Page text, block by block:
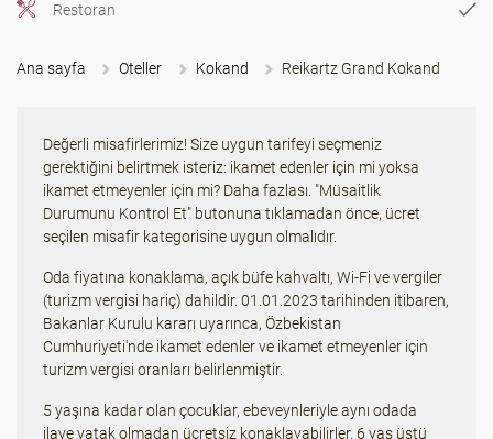
Restoran
Ana sayfa Oteller Kokand Reikartz Grand Kokand
Değerli misafirlerimiz! Size uygun tarifeyi seçmeniz
gerektiğini belirtmek isteriz: ikamet edenler için mi yoksa
ikamet etmeyenler için mi? Daha fazlası. "Müsaitlik
Durumunu Kontrol Et" butonuna tıklamadan önce, ücret
seçilen misafir kategorisine uygun olmalıdır.
Oda fiyatına konaklama, açık büfe kahvaltı, Wi-Fi ve vergiler
(turizm vergisi hariç) dahildir. 01.01.2023 tarihinden itibaren,
Bakanlar Kurulu kararı uyarınca, Özbekistan
Cumhuriyeti'nde ikamet edenler ve ikamet etmeyenler için
turizm vergisi oranları belirlenmiştir.
5 yaşına kadar olan çocuklar, ebeveynleriyle aynı odada
ilave yatak olmadan ücretsiz konaklayabilirler. 6 yaş üstü